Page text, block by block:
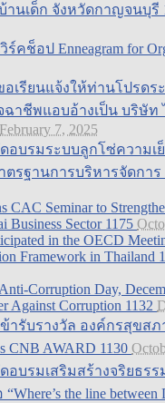
านเด็ก จังหวัดกาญจนบุรี
ร์คช็อป Enneagram for
เรียนแจ้งให้ท่านโปรดร
าชีพแอบอ้างเป็น บริษัท
February 7, 2025
อบรมระบบลูกโซ่ความเ
ตรฐานการบริหารจัดการ
CAC Seminar to
Business Sector 1175
in the OECD
Framework in Thailand
Corruption Day,
Against Corruption 1132
ารับรางวัล องค์กรสุขสภ
CNB AWARD 1130
อบรมเสริมสร้างจริยธร
the line between